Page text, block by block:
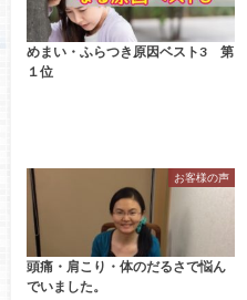
めまい・ふらつき原因ベスト3 第
１位
お客様の声
頭痛・肩こり・体のだるさで悩ん
でいました。